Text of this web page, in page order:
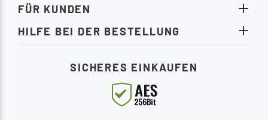
FÜR KUNDEN
HILFE BEI DER BESTELLUNG
SICHERES EINKAUFEN